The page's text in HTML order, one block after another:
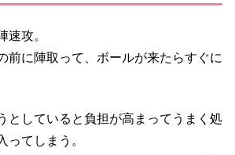
速攻。
前に陣取って、ボールが来たらすぐに
としていると負担が高まってうまく処
ってしまう。